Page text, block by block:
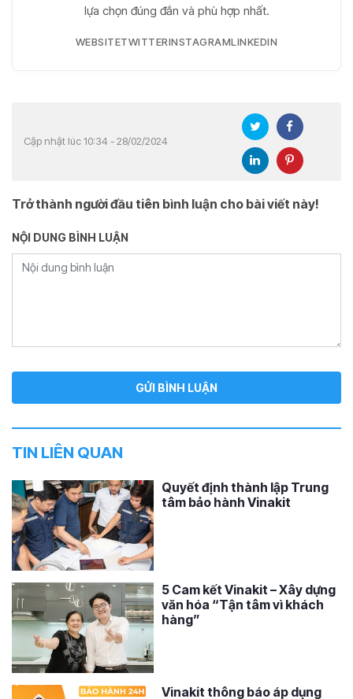
lựa chọn đúng đắn và phù hợp nhất.
WEBSITETWITTERINSTAGRAMLINKEDIN
Cập nhật lúc 10:34 - 28/02/2024
Trở thành người đầu tiên bình luận cho bài viết này!
NỘI DUNG BÌNH LUẬN
TIN LIÊN QUAN
Quyết định thành lập Trung
tâm bảo hành Vinakit
5 Cam kết Vinakit – Xây dựng
văn hóa “Tận tâm vì khách
hàng”
Vinakit thông báo áp dụng